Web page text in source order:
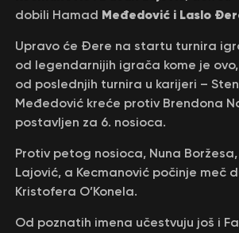
dobili Hamad Međedović i Laslo
Upravo će Đere na startu turnira
od legendarnijih igrača kome je
od poslednjih turnira u karijeri –
Međedović kreće protiv Brendona
postavljen za 6. nosioca.
Protiv petog nosioca, Nuna
Lajović, a Kecmanović počinje meč
Kristofera O’Konela.
Od poznatih imena učestvuju još i